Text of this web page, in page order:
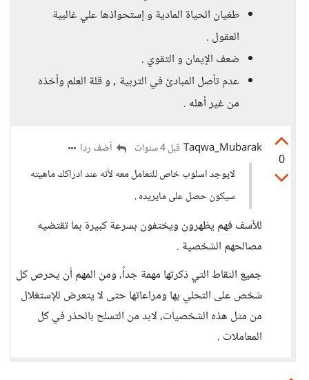
طغيان الحياة المادية و إستحواذها علي غالبية
العقول .
ضعف الإيمان و التقوي .
عدم تأصل المبادئ في التربية , و قلة العلم وأخذه
من غير أهله .
0
Taqwa_Mubarak قبل 4 سنوات
أضف ردا
لايوجد اسلوب خاص للتعامل معه لأنه عند ادراكك ماهيته
سيكون حصل على مايريده .
للأسف فهم يظهرون ويختفون بسرعة كبيرة بما تقتضيه
مصالحهم الشخصية .
جميع النقاط التي ذكرتها مهمة جداً، ومن المهم أن يحرص كل
شخص على التحلي بها ومراعاتها حتى لا يتعرض للإستغلال
من مثل هذه الشخصيات، لابد من التسلح بالحذر في كل
المعاملات .